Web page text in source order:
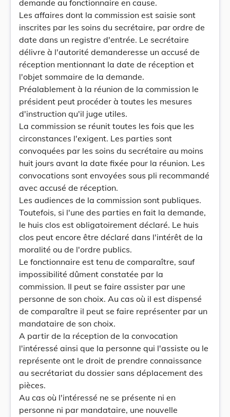
demande au fonctionnaire en cause.
Les affaires dont la commission est saisie sont
inscrites par les soins du secrétaire, par ordre de
date dans un registre d'entrée. Le secrétaire
délivre à l'autorité demanderesse un accusé de
réception mentionnant la date de réception et
l'objet sommaire de la demande.
Préalablement à la réunion de la commission le
président peut procéder à toutes les mesures
d'instruction qu'il juge utiles.
La commission se réunit toutes les fois que les
circonstances l'exigent. Les parties sont
convoquées par les soins du secrétaire au moins
huit jours avant la date fixée pour la réunion. Les
convocations sont envoyées sous pli recommandé
avec accusé de réception.
Les audiences de la commission sont publiques.
Toutefois, si l'une des parties en fait la demande,
le huis clos est obligatoirement déclaré. Le huis
clos peut encore être déclaré dans l'intérêt de la
moralité ou de l'ordre publics.
Le fonctionnaire est tenu de comparaître, sauf
impossibilité dûment constatée par la
commission. Il peut se faire assister par une
personne de son choix. Au cas où il est dispensé
de comparaître il peut se faire représenter par un
mandataire de son choix.
A partir de la réception de la convocation
l'intéressé ainsi que la personne qui l'assiste ou le
représente ont le droit de prendre connaissance
au secrétariat du dossier sans déplacement des
pièces.
Au cas où l'intéressé ne se présente ni en
personne ni par mandataire, une nouvelle